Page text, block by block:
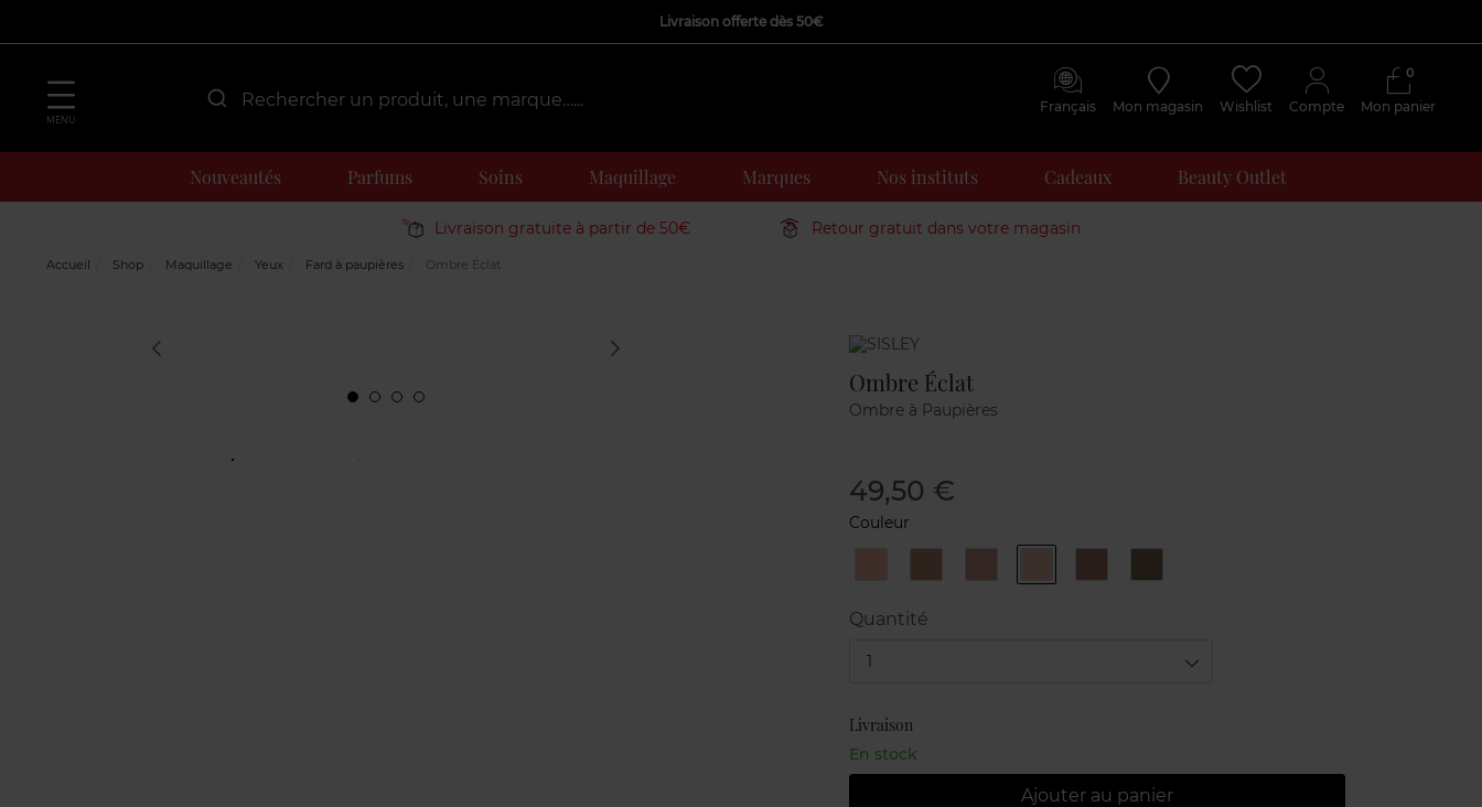
Livraison offerte dès 50€
MENU
Français Mon magasin Wishlist Compte Mon panier
0
Nouveautés Parfums Soins Maquillage Marques Nos instituts Cadeaux Beauty Outlet
Livraison gratuite à partir de 50€ Retour gratuit dans votre magasin
Accueil Shop Maquillage Yeux Fard à paupières Ombre Éclat
Marque
Ombre Éclat
Ombre à Paupières
49,50 €
Couleur
GOLD
Quantité
1
Livraison
En stock
Ajouter au panier